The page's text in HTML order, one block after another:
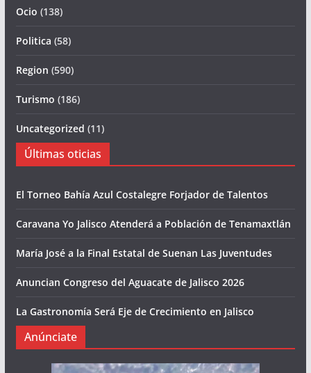
Ocio (138)
Politica (58)
Region (590)
Turismo (186)
Uncategorized (11)
Últimas oticias
El Torneo Bahía Azul Costalegre Forjador de Talentos
Caravana Yo Jalisco Atenderá a Población de Tenamaxtlán
María José a la Final Estatal de Suenan Las Juventudes
Anuncian Congreso del Aguacate de Jalisco 2026
La Gastronomía Será Eje de Crecimiento en Jalisco
Anúnciate